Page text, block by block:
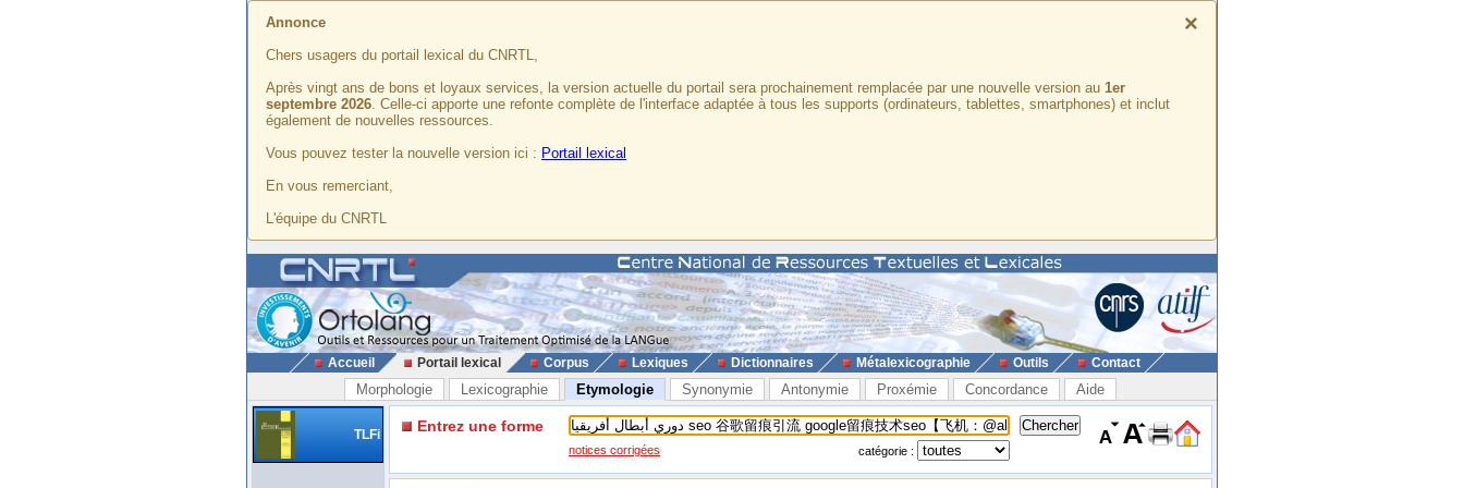
×
Annonce
Chers usagers du portail lexical du CNRTL,
Après vingt ans de bons et loyaux services, la version actuelle du portail sera prochainement remplacée par une nouvelle version au 1er
septembre 2026. Celle-ci apporte une refonte complète de l'interface adaptée à tous les supports (ordinateurs, tablettes, smartphones) et inclut
également de nouvelles ressources.
Vous pouvez tester la nouvelle version ici : Portail lexical
En vous remerciant,
L'équipe du CNRTL
Accueil Portail lexical Corpus Lexiques Dictionnaires Métalexicographie Outils Contact
Morphologie Lexicographie Etymologie Synonymie Antonymie Proxémie Concordance Aide
TLFi Entrez une forme
notices corrigées catégorie :